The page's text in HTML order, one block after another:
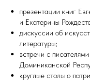
презентации книг
и Екатерины
дискуссии об
литературы;
встречи с
Доминиканской
круглые столы о